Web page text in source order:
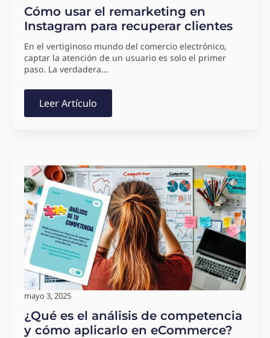
Cómo usar el remarketing en
Instagram para recuperar clientes
En el vertiginoso mundo del comercio electrónico,
captar la atención de un usuario es solo el primer
paso. La verdadera…
Leer Artículo
¿Qué es el análisis de competencia
y cómo aplicarlo en eCommerce?
mayo 3, 2025